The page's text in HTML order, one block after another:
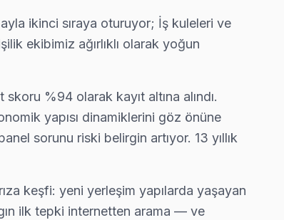
ikinci sıraya oturuyor; İş kuleleri ve
ekibimiz ağırlıklı olarak yoğun
%94 olarak kayıt altına alındı.
yapısı dinamiklerini göz önüne
sorunu riski belirgin artıyor. 13 yıllık
keşfi: yeni yerleşim yapılarda yaşayan
ilk tepki internetten arama — ve